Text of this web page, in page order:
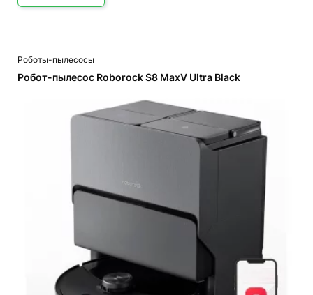
Роботы-пылесосы
Робот-пылесос Roborock S8 MaxV Ultra Black